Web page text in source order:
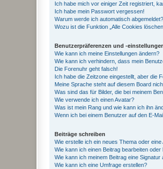
Ich habe mich vor einiger Zeit registriert,
Ich habe mein Passwort vergessen!
Warum werde ich automatisch abgemeldet?
Wozu ist die Funktion „Alle Cookies
Benutzerpräferenzen und -
Wie kann ich meine Einstellungen ändern?
Wie kann ich verhindern, dass mein
Die Forenuhr geht falsch!
Ich habe die Zeitzone eingestellt, aber die
Meine Sprache steht auf diesem Board
Was sind das für Bilder, die bei meinem
Wie verwende ich einen Avatar?
Was ist mein Rang und wie kann ich ihn
Wenn ich bei einem Benutzer auf den E-
Beiträge schreiben
Wie erstelle ich ein neues Thema oder eine
Wie kann ich einen Beitrag bearbeiten oder
Wie kann ich meinem Beitrag eine Signatur
Wie kann ich eine Umfrage erstellen?